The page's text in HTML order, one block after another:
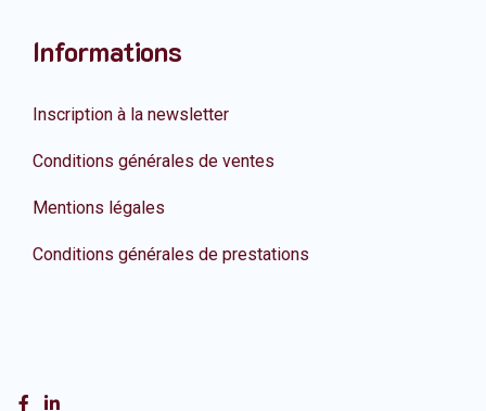
Informations
Inscription à la newsletter
Conditions générales de ventes
Mentions légales
Conditions générales de prestations